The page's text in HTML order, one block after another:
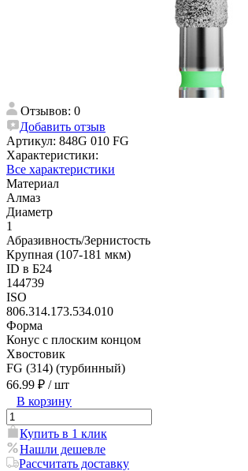
Отзывов: 0
Добавить отзыв
Артикул: 848G 010 FG
Характеристики:
Все характеристики
Материал
Алмаз
Диаметр
1
Абразивность/Зернистость
Крупная (107-181 мкм)
ID в Б24
144739
ISO
806.314.173.534.010
Форма
Конус с плоским концом
Хвостовик
FG (314) (турбинный)
66.99 ₽ / шт
В корзину
Купить в 1 клик
Нашли дешевле
Рассчитать доставку